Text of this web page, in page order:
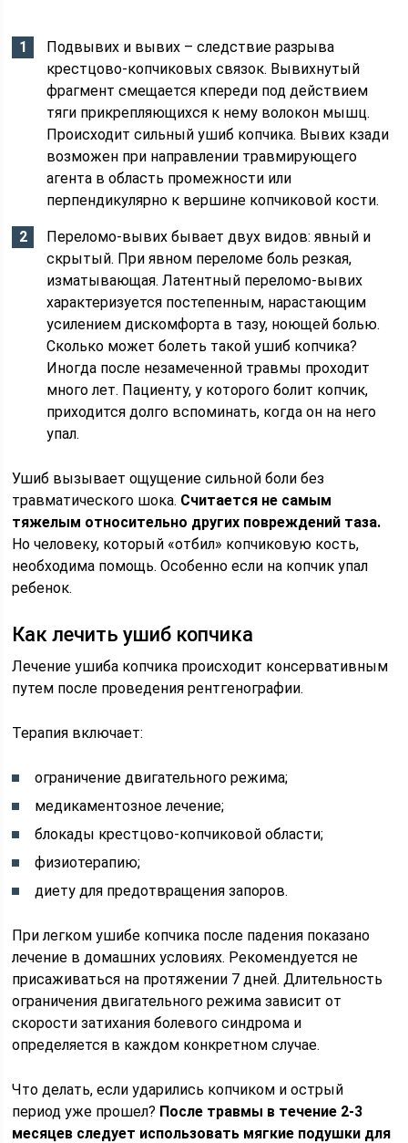
Подвывих и вывих – следствие разрыва
крестцово-копчиковых связок. Вывихнутый
фрагмент смещается кпереди под действием
тяги прикрепляющихся к нему волокон мышц.
Происходит сильный ушиб копчика. Вывих кзади
возможен при направлении травмирующего
агента в область промежности или
перпендикулярно к вершине копчиковой кости.
Переломо-вывих бывает двух видов: явный и
скрытый. При явном переломе боль резкая,
изматывающая. Латентный переломо-вывих
характеризуется постепенным, нарастающим
усилением дискомфорта в тазу, ноющей болью.
Сколько может болеть такой ушиб копчика?
Иногда после незамеченной травмы проходит
много лет. Пациенту, у которого болит копчик,
приходится долго вспоминать, когда он на него
упал.
Ушиб вызывает ощущение сильной боли без
травматического шока. Считается не самым
тяжелым относительно других повреждений таза.
Но человеку, который «отбил» копчиковую кость,
необходима помощь. Особенно если на копчик упал
ребенок.
Как лечить ушиб копчика
Лечение ушиба копчика происходит консервативным
путем после проведения рентгенографии.
Терапия включает:
ограничение двигательного режима;
медикаментозное лечение;
блокады крестцово-копчиковой области;
физиотерапию;
диету для предотвращения запоров.
При легком ушибе копчика после падения показано
лечение в домашних условиях. Рекомендуется не
присаживаться на протяжении 7 дней. Длительность
ограничения двигательного режима зависит от
скорости затихания болевого синдрома и
определяется в каждом конкретном случае.
Что делать, если ударились копчиком и острый
период уже прошел? После травмы в течение 2-3
месяцев следует использовать мягкие подушки для